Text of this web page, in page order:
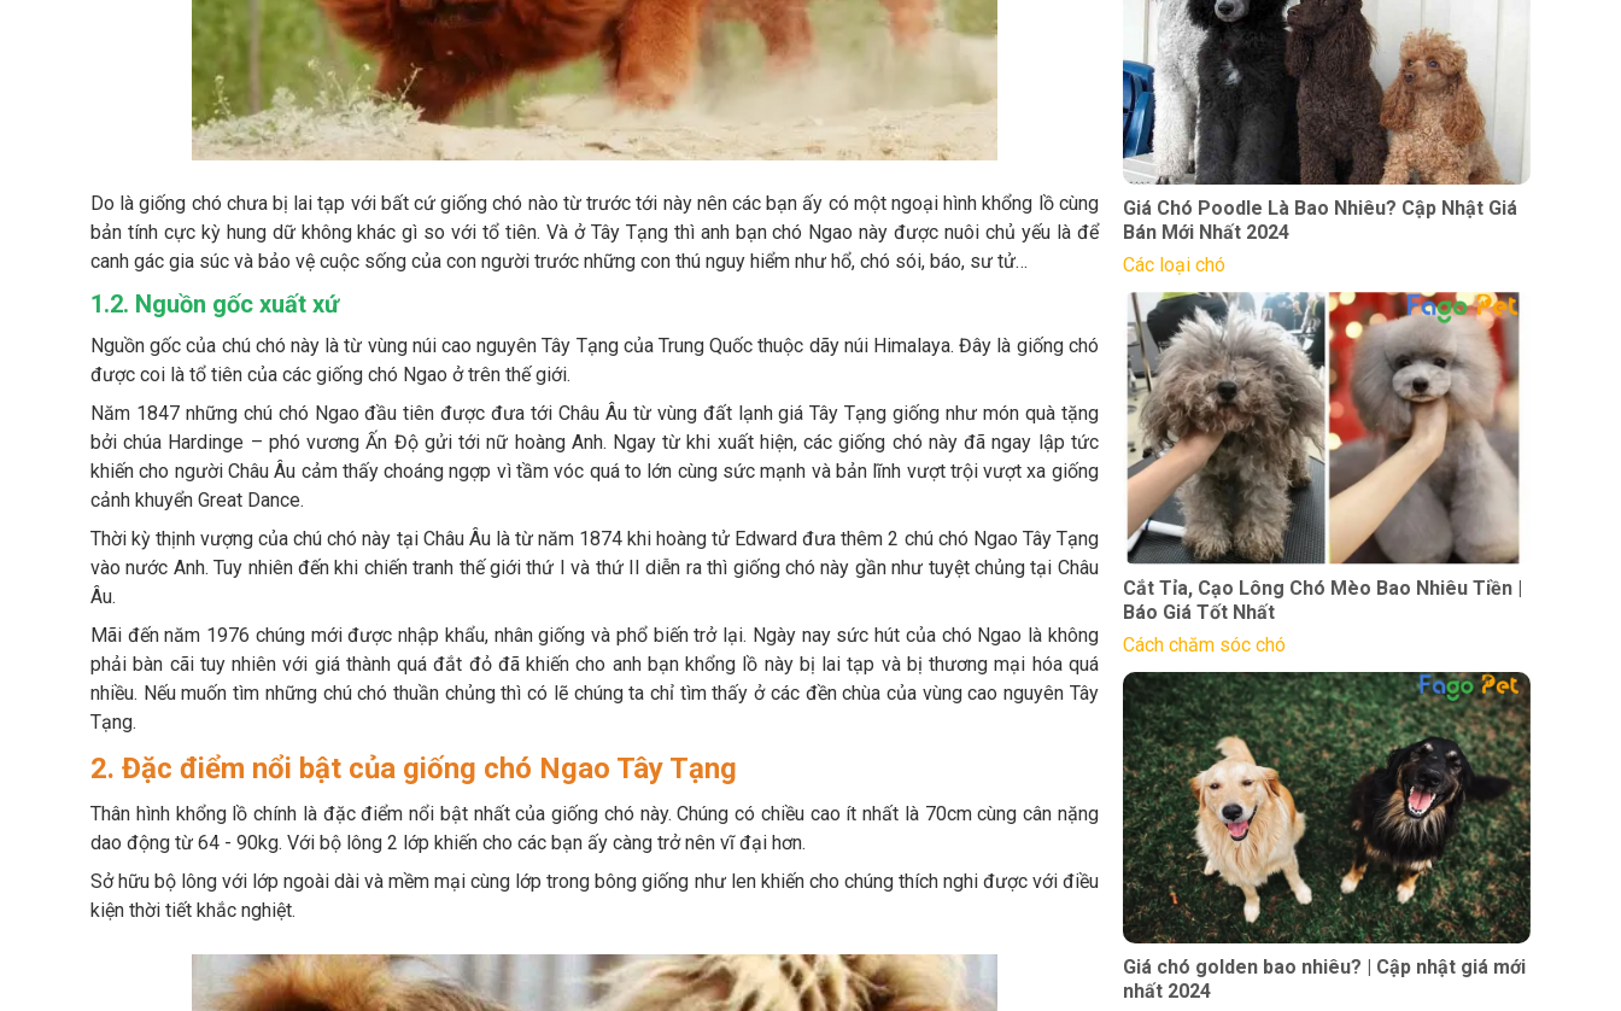
Do là giống chó chưa bị lai tạp với bất cứ giống chó nào từ trước tới này nên các bạn ấy có một ngoại hình khổng lồ cùng
bản tính cực kỳ hung dữ không khác gì so với tổ tiên. Và ở Tây Tạng thì anh bạn chó Ngao này được nuôi chủ yếu là để
canh gác gia súc và bảo vệ cuộc sống của con người trước những con thú nguy hiểm như hổ, chó sói, báo, sư tử…
1.2. Nguồn gốc xuất xứ
Nguồn gốc của chú chó này là từ vùng núi cao nguyên Tây Tạng của Trung Quốc thuộc dãy núi Himalaya. Đây là giống chó
được coi là tổ tiên của các giống chó Ngao ở trên thế giới.
Năm 1847 những chú chó Ngao đầu tiên được đưa tới Châu Âu từ vùng đất lạnh giá Tây Tạng giống như món quà tặng
bởi chúa Hardinge – phó vương Ấn Độ gửi tới nữ hoàng Anh. Ngay từ khi xuất hiện, các giống chó này đã ngay lập tức
khiến cho người Châu Âu cảm thấy choáng ngợp vì tầm vóc quá to lớn cùng sức mạnh và bản lĩnh vượt trội vượt xa giống
cảnh khuyển Great Dance.
Thời kỳ thịnh vượng của chú chó này tại Châu Âu là từ năm 1874 khi hoàng tử Edward đưa thêm 2 chú chó Ngao Tây Tạng
vào nước Anh. Tuy nhiên đến khi chiến tranh thế giới thứ I và thứ II diễn ra thì giống chó này gần như tuyệt chủng tại Châu
Âu.
Mãi đến năm 1976 chúng mới được nhập khẩu, nhân giống và phổ biến trở lại. Ngày nay sức hút của chó Ngao là không
phải bàn cãi tuy nhiên với giá thành quá đắt đỏ đã khiến cho anh bạn khổng lồ này bị lai tạp và bị thương mại hóa quá
nhiều. Nếu muốn tìm những chú chó thuần chủng thì có lẽ chúng ta chỉ tìm thấy ở các đền chùa của vùng cao nguyên Tây
Tạng.
2. Đặc điểm nổi bật của giống chó Ngao Tây Tạng
Thân hình khổng lồ chính là đặc điểm nổi bật nhất của giống chó này. Chúng có chiều cao ít nhất là 70cm cùng cân nặng
dao động từ 64 - 90kg. Với bộ lông 2 lớp khiến cho các bạn ấy càng trở nên vĩ đại hơn.
Sở hữu bộ lông với lớp ngoài dài và mềm mại cùng lớp trong bông giống như len khiến cho chúng thích nghi được với điều
kiện thời tiết khắc nghiệt.
Giá Chó Poodle Là Bao Nhiêu? Cập Nhật Giá
Bán Mới Nhất 2024
Các loại chó
Cắt Tỉa, Cạo Lông Chó Mèo Bao Nhiêu Tiền |
Báo Giá Tốt Nhất
Cách chăm sóc chó
Giá chó golden bao nhiêu? | Cập nhật giá mới
nhất 2024